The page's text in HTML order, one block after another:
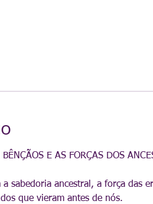
E AS FORÇAS DOS
sabedoria ancestral, a força das
que vieram antes de nós.